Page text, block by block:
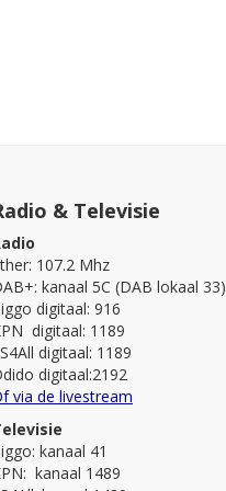
& Televisie
107.2 Mhz
kanaal 5C (DAB lokaal 33)
digitaal: 916
digitaal: 1189
digitaal: 1189
digitaal:2192
via de livestream
kanaal 41
kanaal 1489